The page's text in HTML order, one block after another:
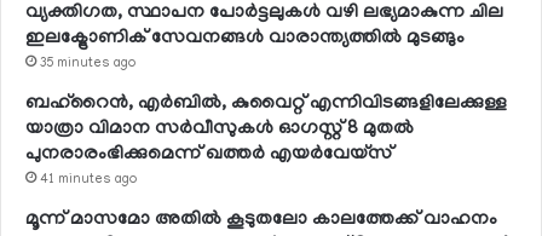
വ്യക്തിഗത, സ്ഥാപന പോര്‍ട്ടലുകള്‍ വഴി ലഭ്യമാകുന്ന ചില
ഇലക്ട്രോണിക് സേവനങ്ങള്‍ വാരാന്ത്യത്തില്‍ മുടങ്ങും
35 minutes ago
ബഹ്റൈന്‍, എര്‍ബില്‍, കുവൈറ്റ് എന്നിവിടങ്ങളിലേക്കുള്ള
യാത്രാ വിമാന സര്‍വീസുകള്‍ ഓഗസ്റ്റ് 8 മുതല്‍
പുനരാരംഭിക്കുമെന്ന് ഖത്തര്‍ എയര്‍വേയ്സ്
41 minutes ago
മൂന്ന് മാസമോ അതില്‍ കൂടുതലോ കാലത്തേക്ക് വാഹനം